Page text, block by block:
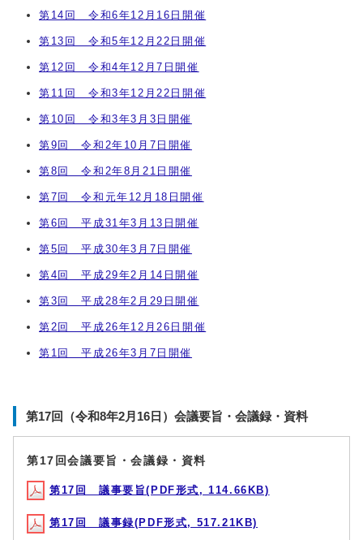
第14回 令和6年12月16日開催
第13回 令和5年12月22日開催
第12回 令和4年12月7日開催
第11回 令和3年12月22日開催
第10回 令和3年3月3日開催
第9回 令和2年10月7日開催
第8回 令和2年8月21日開催
第7回 令和元年12月18日開催
第6回 平成31年3月13日開催
第5回 平成30年3月7日開催
第4回 平成29年2月14日開催
第3回 平成28年2月29日開催
第2回 平成26年12月26日開催
第1回 平成26年3月7日開催
第17回（令和8年2月16日）会議要旨・会議録・資料
第17回会議要旨・会議録・資料
第17回 議事要旨(PDF形式, 114.66KB)
第17回 議事録(PDF形式, 517.21KB)